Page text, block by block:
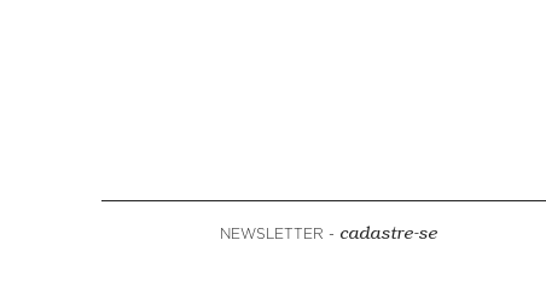
NEWSLETTER - cadastre-se